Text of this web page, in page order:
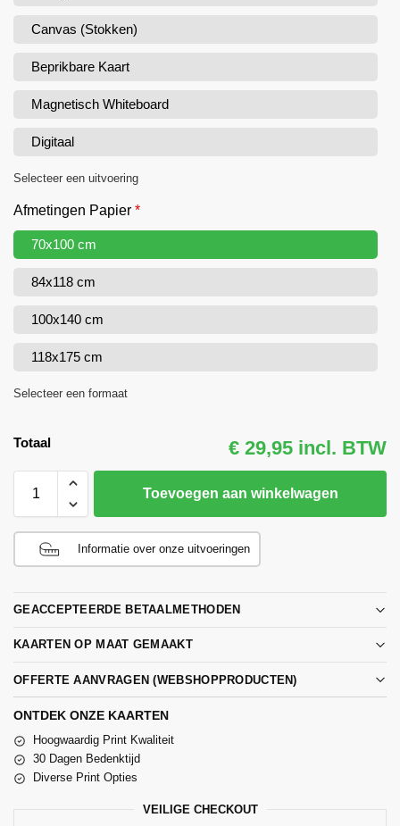
Canvas (Stokken)
Beprikbare Kaart
Magnetisch Whiteboard
Digitaal
Selecteer een uitvoering
Afmetingen Papier *
70x100 cm
84x118 cm
100x140 cm
118x175 cm
Selecteer een formaat
Totaal € 29,95 incl. BTW
Toevoegen aan winkelwagen
Informatie over onze uitvoeringen
GEACCEPTEERDE BETAALMETHODEN
KAARTEN OP MAAT GEMAAKT
OFFERTE AANVRAGEN (WEBSHOPPRODUCTEN)
ONTDEK ONZE KAARTEN
Hoogwaardig Print Kwaliteit
30 Dagen Bedenktijd
Diverse Print Opties
VEILIGE CHECKOUT